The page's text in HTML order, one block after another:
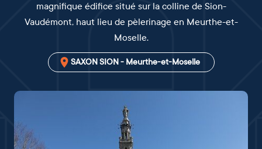
magnifique édifice situé sur la colline de Sion-
Vaudémont, haut lieu de pèlerinage en Meurthe-et-
Moselle.
SAXON SION - Meurthe-et-Moselle